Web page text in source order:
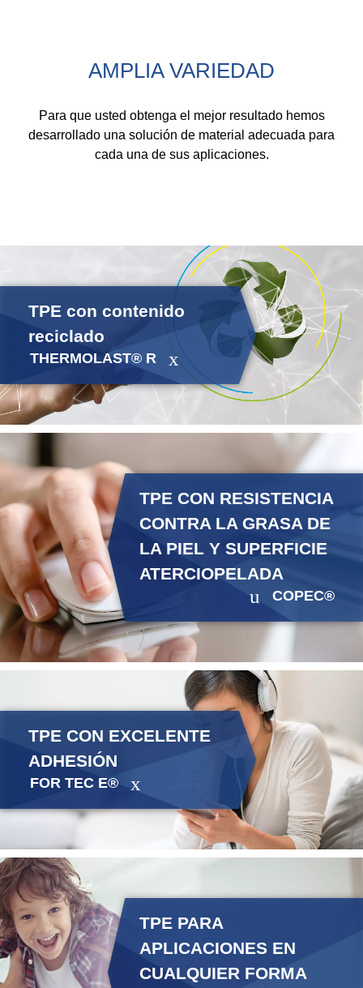
AMPLIA VARIEDAD
Para que usted obtenga el mejor resultado hemos
desarrollado una solución de material adecuada para
cada una de sus aplicaciones.
TPE con contenido
reciclado
THERMOLAST® R
TPE CON RESISTENCIA
CONTRA LA GRASA DE
LA PIEL Y SUPERFICIE
ATERCIOPELADA
COPEC®
TPE CON EXCELENTE
ADHESIÓN
FOR TEC E®
TPE PARA
APLICACIONES EN
CUALQUIER FORMA